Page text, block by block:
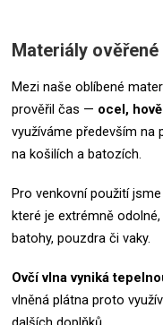
Materiály
Mezi naše oblíbené
prověřil čas — ocel,
využíváme především na
na košilích a batozích.
Pro venkovní použití
které je extrémně
batohy, pouzdra či vaky.
Ovčí vlna vyniká
vlněná plátna proto